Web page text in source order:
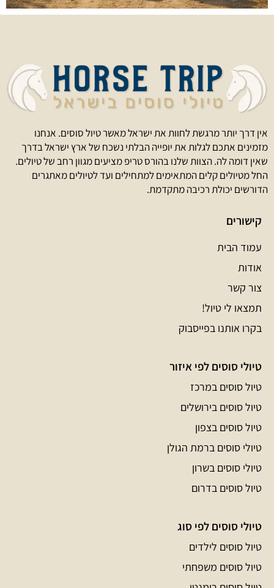
אין דרך יותר מרגשת לחוות את ישראל מאשר טיול סוסים. אנחנו
מזמינים אתכם לגלות את יופייה הבלתי נשכח של ארץ ישראל בדרך
שאין דומה לה. הצוות שלנו בהורס טריפ מציעים מגוון רחב של טיולים.
החל מטיולים קלים המתאימים למתחילים ועד לטיולים מאתגרים
הדורשים יכולת רכיבה מתקדמת.
קישורים
עמוד הבית
אודות
צור קשר
תמצאו לי טיול!
בקרו אותנו בפייסבוק
טיולי סוסים לפי איזור
טיול סוסים במרכז
טיול סוסים בירושלים
טיול סוסים בצפון
טיולי סוסים ברמת הגולן
טיולי סוסים בשרון
טיול סוסים בדרום
טיולי סוסים לפי סוג
טיול סוסים לילדים
טיול סוסים משפחתי